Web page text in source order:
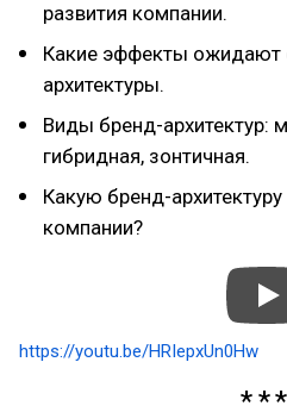
развития компании.
Какие эффекты ожидают
архитектуры.
Виды бренд-архитектур:
гибридная, зонтичная.
Какую бренд-
компании?
https://youtu.be/HRIepxUn0Hw